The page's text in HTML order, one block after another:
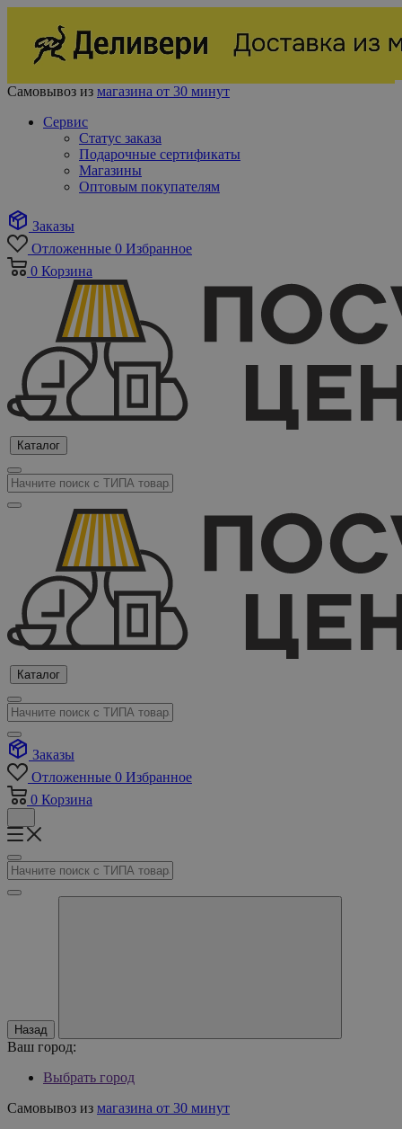
Самовывоз из магазина от 30 минут
Сервис
Статус заказа
Подарочные сертификаты
Магазины
Оптовым покупателям
Заказы
Отложенные 0 Избранное
0 Корзина
Каталог
Каталог
Заказы
Отложенные 0 Избранное
0 Корзина
Назад
Ваш город:
Выбрать город
Самовывоз из магазина от 30 минут